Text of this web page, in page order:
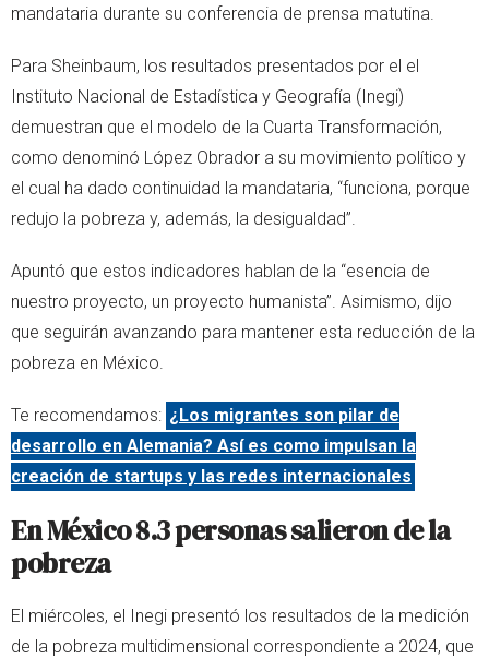
mandataria durante su conferencia de prensa matutina.
Para Sheinbaum, los resultados presentados por el el
Instituto Nacional de Estadística y Geografía (Inegi)
demuestran que el modelo de la Cuarta Transformación,
como denominó López Obrador a su movimiento político y
el cual ha dado continuidad la mandataria, “funciona, porque
redujo la pobreza y, además, la desigualdad”.
Apuntó que estos indicadores hablan de la “esencia de
nuestro proyecto, un proyecto humanista”. Asimismo, dijo
que seguirán avanzando para mantener esta reducción de la
pobreza en México.
Te recomendamos: ¿Los migrantes son pilar de
desarrollo en Alemania? Así es como impulsan la
creación de startups y las redes internacionales
En México 8.3 personas salieron de la
pobreza
El miércoles, el Inegi presentó los resultados de la medición
de la pobreza multidimensional correspondiente a 2024, que